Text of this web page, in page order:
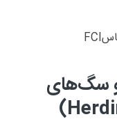
FCI
و سگ‌های